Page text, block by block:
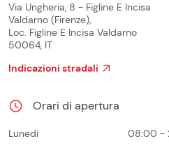
Via Ungheria, 8 - Figline E Incisa
Valdarno (Firenze),
Loc. Figline E Incisa Valdarno
50064, IT
Indicazioni stradali
Orari di apertura
Lunedi
08:00 -